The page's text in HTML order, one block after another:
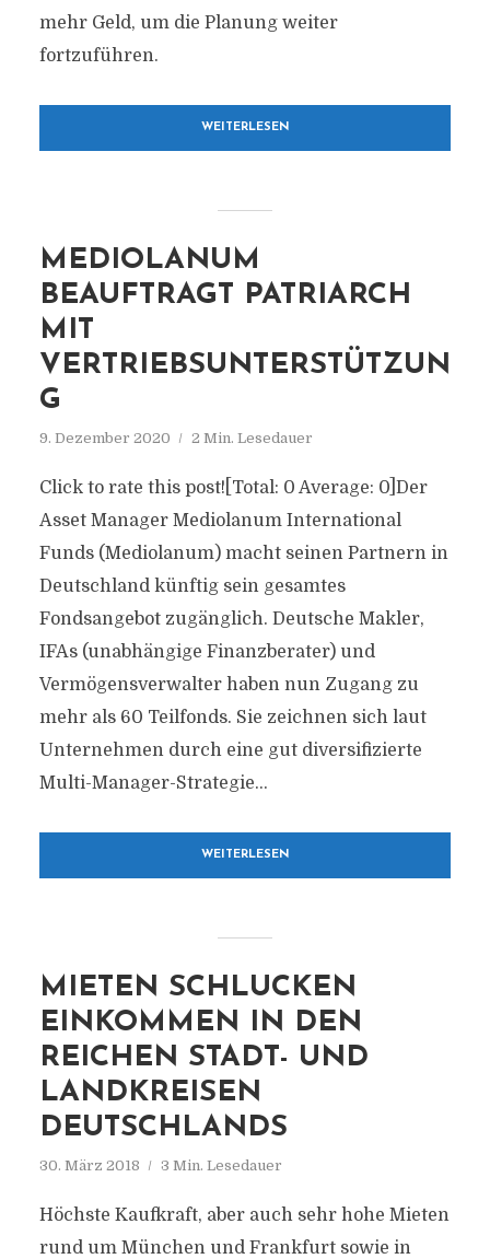
mehr Geld, um die Planung weiter
fortzuführen.
WEITERLESEN
MEDIOLANUM
BEAUFTRAGT PATRIARCH
MIT
VERTRIEBSUNTERSTÜTZUN
G
9. Dezember 2020 2 Min. Lesedauer
Click to rate this post![Total: 0 Average: 0]Der
Asset Manager Mediolanum International
Funds (Mediolanum) macht seinen Partnern in
Deutschland künftig sein gesamtes
Fondsangebot zugänglich. Deutsche Makler,
IFAs (unabhängige Finanzberater) und
Vermögensverwalter haben nun Zugang zu
mehr als 60 Teilfonds. Sie zeichnen sich laut
Unternehmen durch eine gut diversifizierte
Multi-Manager-Strategie...
WEITERLESEN
MIETEN SCHLUCKEN
EINKOMMEN IN DEN
REICHEN STADT- UND
LANDKREISEN
DEUTSCHLANDS
30. März 2018 3 Min. Lesedauer
Höchste Kaufkraft, aber auch sehr hohe Mieten
rund um München und Frankfurt sowie in